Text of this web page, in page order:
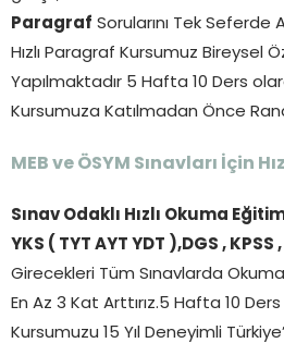
Paragraf Sorularını Tek Seferde
Hızlı Paragraf Kursumuz Bireysel
Yapılmaktadır 5 Hafta 10 Ders
Kursumuza Katılmadan Önce
MEB ve ÖSYM Sınavları İçin
Sınav Odaklı Hızlı Okuma
YKS ( TYT AYT YDT ),DGS , KPSS
Girecekleri Tüm Sınavlarda Okuma
En Az 3 Kat Arttırız.5 Hafta 10 Ders
Kursumuzu 15 Yıl Deneyimli